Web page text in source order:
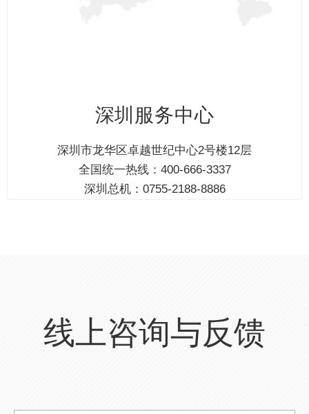
深圳服务中心
深圳市龙华区卓越世纪中心2号楼12层
全国统一热线：400-666-3337
深圳总机：0755-2188-8886
线上咨询与反馈